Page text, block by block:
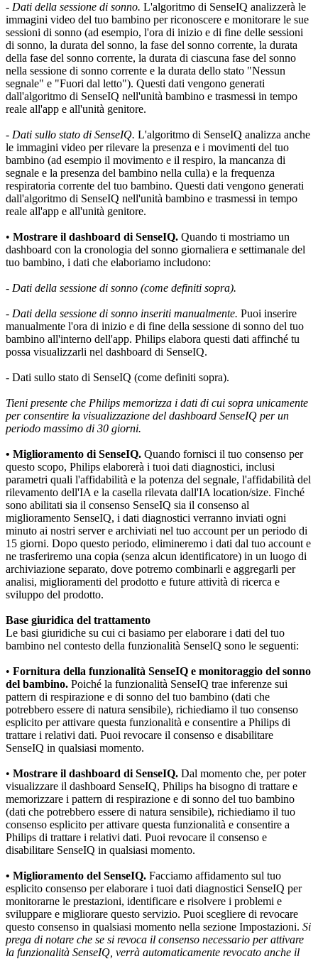
- Dati della sessione di sonno. L'algoritmo di SenseIQ analizzerà le
immagini video del tuo bambino per riconoscere e monitorare le sue
sessioni di sonno (ad esempio, l'ora di inizio e di fine delle sessioni
di sonno, la durata del sonno, la fase del sonno corrente, la durata
della fase del sonno corrente, la durata di ciascuna fase del sonno
nella sessione di sonno corrente e la durata dello stato "Nessun
segnale" e "Fuori dal letto"). Questi dati vengono generati
dall'algoritmo di SenseIQ nell'unità bambino e trasmessi in tempo
reale all'app e all'unità genitore.
- Dati sullo stato di SenseIQ. L'algoritmo di SenseIQ analizza anche
le immagini video per rilevare la presenza e i movimenti del tuo
bambino (ad esempio il movimento e il respiro, la mancanza di
segnale e la presenza del bambino nella culla) e la frequenza
respiratoria corrente del tuo bambino. Questi dati vengono generati
dall'algoritmo di SenseIQ nell'unità bambino e trasmessi in tempo
reale all'app e all'unità genitore.
• Mostrare il dashboard di SenseIQ. Quando ti mostriamo un
dashboard con la cronologia del sonno giornaliera e settimanale del
tuo bambino, i dati che elaboriamo includono:
- Dati della sessione di sonno (come definiti sopra).
- Dati della sessione di sonno inseriti manualmente. Puoi inserire
manualmente l'ora di inizio e di fine della sessione di sonno del tuo
bambino all'interno dell'app. Philips elabora questi dati affinché tu
possa visualizzarli nel dashboard di SenseIQ.
- Dati sullo stato di SenseIQ (come definiti sopra).
Tieni presente che Philips memorizza i dati di cui sopra unicamente
per consentire la visualizzazione del dashboard SenseIQ per un
periodo massimo di 30 giorni.
• Miglioramento di SenseIQ. Quando fornisci il tuo consenso per
questo scopo, Philips elaborerà i tuoi dati diagnostici, inclusi
parametri quali l'affidabilità e la potenza del segnale, l'affidabilità del
rilevamento dell'IA e la casella rilevata dall'IA location/size. Finché
sono abilitati sia il consenso SenseIQ sia il consenso al
miglioramento SenseIQ, i dati diagnostici verranno inviati ogni
minuto ai nostri server e archiviati nel tuo account per un periodo di
15 giorni. Dopo questo periodo, elimineremo i dati dal tuo account e
ne trasferiremo una copia (senza alcun identificatore) in un luogo di
archiviazione separato, dove potremo combinarli e aggregarli per
analisi, miglioramenti del prodotto e future attività di ricerca e
sviluppo del prodotto.
Base giuridica del trattamento
Le basi giuridiche su cui ci basiamo per elaborare i dati del tuo
bambino nel contesto della funzionalità SenseIQ sono le seguenti:
• Fornitura della funzionalità SenseIQ e monitoraggio del sonno
del bambino. Poiché la funzionalità SenseIQ trae inferenze sui
pattern di respirazione e di sonno del tuo bambino (dati che
potrebbero essere di natura sensibile), richiediamo il tuo consenso
esplicito per attivare questa funzionalità e consentire a Philips di
trattare i relativi dati. Puoi revocare il consenso e disabilitare
SenseIQ in qualsiasi momento.
• Mostrare il dashboard di SenseIQ. Dal momento che, per poter
visualizzare il dashboard SenseIQ, Philips ha bisogno di trattare e
memorizzare i pattern di respirazione e di sonno del tuo bambino
(dati che potrebbero essere di natura sensibile), richiediamo il tuo
consenso esplicito per attivare questa funzionalità e consentire a
Philips di trattare i relativi dati. Puoi revocare il consenso e
disabilitare SenseIQ in qualsiasi momento.
• Miglioramento del SenseIQ. Facciamo affidamento sul tuo
esplicito consenso per elaborare i tuoi dati diagnostici SenseIQ per
monitorarne le prestazioni, identificare e risolvere i problemi e
sviluppare e migliorare questo servizio. Puoi scegliere di revocare
questo consenso in qualsiasi momento nella sezione Impostazioni. Si
prega di notare che se si revoca il consenso necessario per attivare
la funzionalità SenseIQ, verrà automaticamente revocato anche il